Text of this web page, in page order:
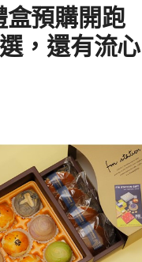
預購開跑
，還有流心